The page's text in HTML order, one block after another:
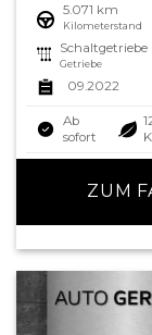
5.071 km
Kilometerstand
Schaltgetriebe
Getriebe
09.2022
Ab
sofort
ZUM